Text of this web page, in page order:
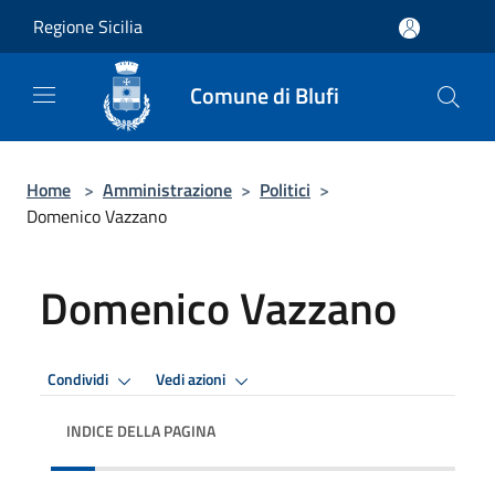
Regione Sicilia
Comune di Blufi
Home > Amministrazione > Politici >
Domenico Vazzano
Domenico Vazzano
Condividi Vedi azioni
INDICE DELLA PAGINA